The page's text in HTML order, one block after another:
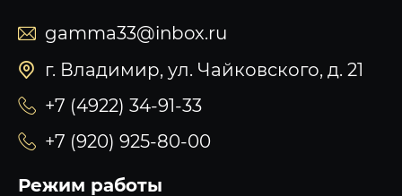
gamma33@inbox.ru
г. Владимир, ул. Чайковского, д. 21
+7 (4922) 34-91-33
+7 (920) 925-80-00
Режим работы